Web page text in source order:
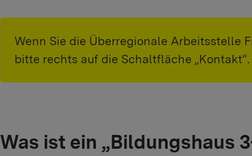
Wenn Sie die Überregionale Arbeitsstelle
bitte rechts auf die Schaltfläche „Kontakt“.
Was ist ein „Bildungshaus